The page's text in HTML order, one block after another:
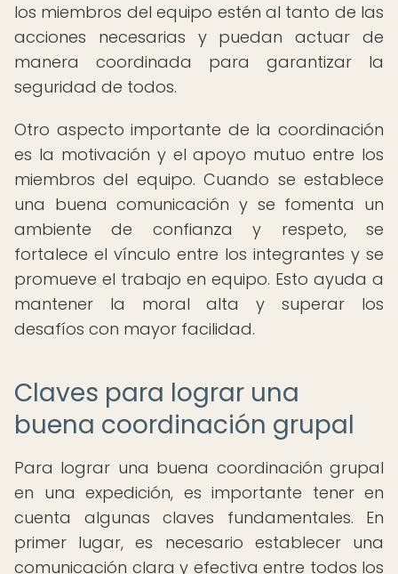
los miembros del equipo estén al tanto de las
acciones necesarias y puedan actuar de
manera coordinada para garantizar la
seguridad de todos.
Otro aspecto importante de la coordinación
es la motivación y el apoyo mutuo entre los
miembros del equipo. Cuando se establece
una buena comunicación y se fomenta un
ambiente de confianza y respeto, se
fortalece el vínculo entre los integrantes y se
promueve el trabajo en equipo. Esto ayuda a
mantener la moral alta y superar los
desafíos con mayor facilidad.
Claves para lograr una
buena coordinación grupal
Para lograr una buena coordinación grupal
en una expedición, es importante tener en
cuenta algunas claves fundamentales. En
primer lugar, es necesario establecer una
comunicación clara y efectiva entre todos los